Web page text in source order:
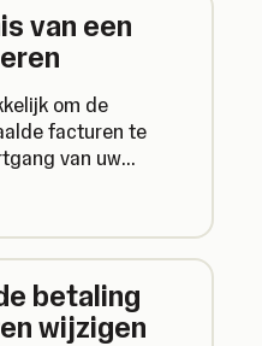
van een
om de
facturen te
van uw
u hoe u uw
betaling
wijzigen